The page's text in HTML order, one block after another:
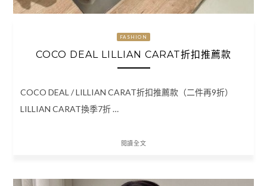
FASHION
COCO DEAL LILLIAN CARAT折扣推薦款
COCO DEAL / LILLIAN CARAT折扣推薦款（二件再9折）
LILLIAN CARAT換季7折 …
閱讀全文